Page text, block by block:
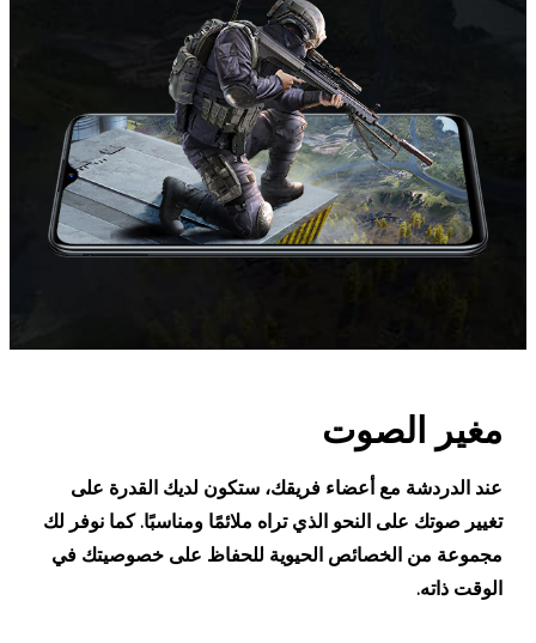
مغير الصوت
عند الدردشة مع أعضاء فريقك، ستكون لديك القدرة على
تغيير صوتك على النحو الذي تراه ملائمًا ومناسبًا. كما نوفر لك
مجموعة من الخصائص الحيوية للحفاظ على خصوصيتك في
الوقت ذاته.